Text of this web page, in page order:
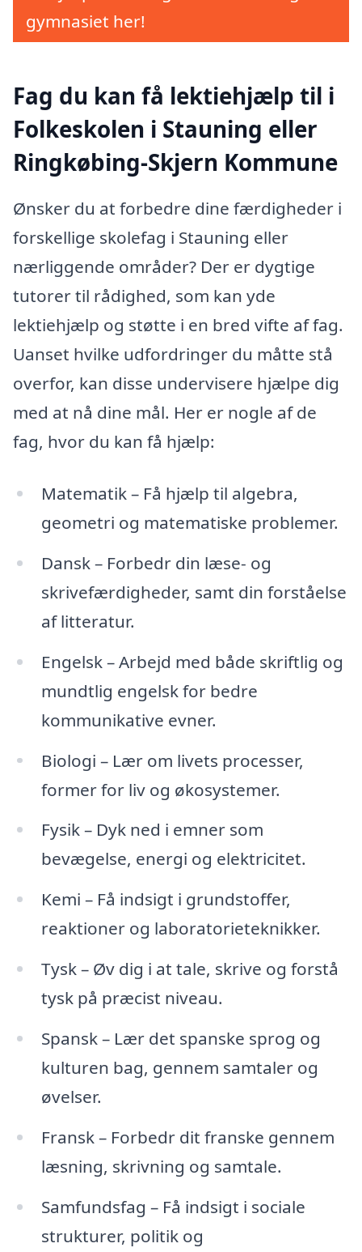
gymnasiet her!
Fag du kan få lektiehjælp til i
Folkeskolen i Stauning eller
Ringkøbing-Skjern Kommune
Ønsker du at forbedre dine færdigheder i
forskellige skolefag i Stauning eller
nærliggende områder? Der er dygtige
tutorer til rådighed, som kan yde
lektiehjælp og støtte i en bred vifte af fag.
Uanset hvilke udfordringer du måtte stå
overfor, kan disse undervisere hjælpe dig
med at nå dine mål. Her er nogle af de
fag, hvor du kan få hjælp:
Matematik – Få hjælp til algebra,
geometri og matematiske problemer.
Dansk – Forbedr din læse- og
skrivefærdigheder, samt din forståelse
af litteratur.
Engelsk – Arbejd med både skriftlig og
mundtlig engelsk for bedre
kommunikative evner.
Biologi – Lær om livets processer,
former for liv og økosystemer.
Fysik – Dyk ned i emner som
bevægelse, energi og elektricitet.
Kemi – Få indsigt i grundstoffer,
reaktioner og laboratorieteknikker.
Tysk – Øv dig i at tale, skrive og forstå
tysk på præcist niveau.
Spansk – Lær det spanske sprog og
kulturen bag, gennem samtaler og
øvelser.
Fransk – Forbedr dit franske gennem
læsning, skrivning og samtale.
Samfundsfag – Få indsigt i sociale
strukturer, politik og